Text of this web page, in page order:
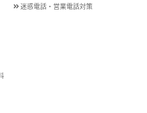
迷惑電話・営業電話対策